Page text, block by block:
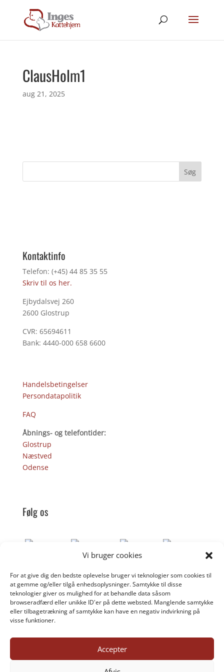
Vi bruger cookies
For at give dig den bedste oplevelse bruger vi teknologier som cookies til
at gemme og/eller tilgå enhedsoplysninger. Samtykke til disse
teknologier giver os mulighed for at behandle data såsom
browseradfærd eller unikke ID'er på dette websted. Manglende samtykke
eller tilbagetrækning af samtykke kan have en negativ indvirkning på
visse funktioner.
Accepter
ClausHolm1
aug 21, 2025
Kontaktinfo
Telefon: (+45) 44 85 35 55
Skriv til os her.
Ejbydalsvej 260
2600 Glostrup
CVR: 65694611
Bank: 4440-000 658 6600
Handelsbetingelser
Persondatapolitik
FAQ
Åbnings- og telefontider:
Glostrup
Næstved
Odense
Følg os
Donér til Inges Kattehjem
DONÉR
©inges-kattehjem.dk 2025